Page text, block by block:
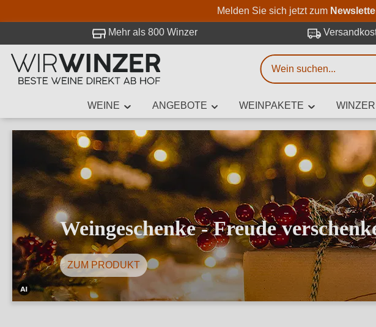
Melden Sie sich jetzt zum
Mehr als 800 Winzer
WEINE ANGEBOTE WEINPAKETE WINZER
Dieses
Weingeschenke - Freude
ZUM PRODUKT
Weinsuche
Mindestens 3 Zeichen eingeben
Beschreiben Sie, welchen Wein
Rebsorte,
bei WirWinzer.